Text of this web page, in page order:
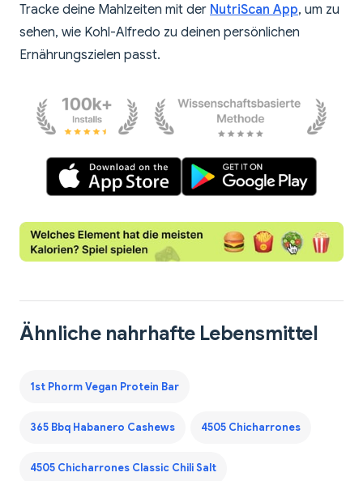
Tracke deine Mahlzeiten mit der NutriScan App, um zu
sehen, wie Kohl-Alfredo zu deinen persönlichen
Ernährungszielen passt.
Ähnliche nahrhafte Lebensmittel
1st Phorm Vegan Protein Bar
365 Bbq Habanero Cashews 4505 Chicharrones
4505 Chicharrones Classic Chili Salt